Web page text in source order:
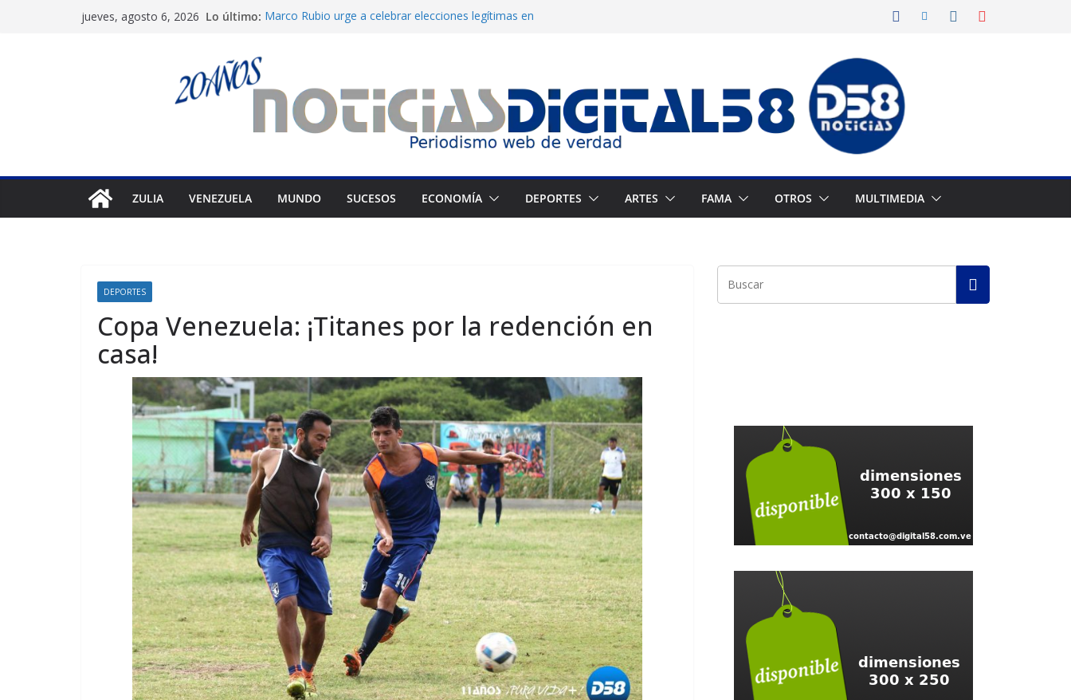
jueves, agosto 6, 2026 Lo último: Marco Rubio urge a celebrar elecciones legítimas en
Hallan el cuerpo del montañista Nirmal Purja tras avalancha
en Pakistán
Machado exige un cronograma electoral a la mesa de
ZULIA VENEZUELA MUNDO SUCESOS ECONOMÍA DEPORTES ARTES FAMA OTROS MULTIMEDIA
DEPORTES
Copa Venezuela: ¡Titanes por la redención en
casa!